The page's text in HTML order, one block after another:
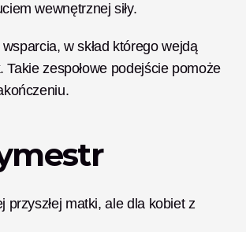
wewnętrznej siły.
w skład którego wejdą
zespołowe podejście pomoże
matki, ale dla kobiet z